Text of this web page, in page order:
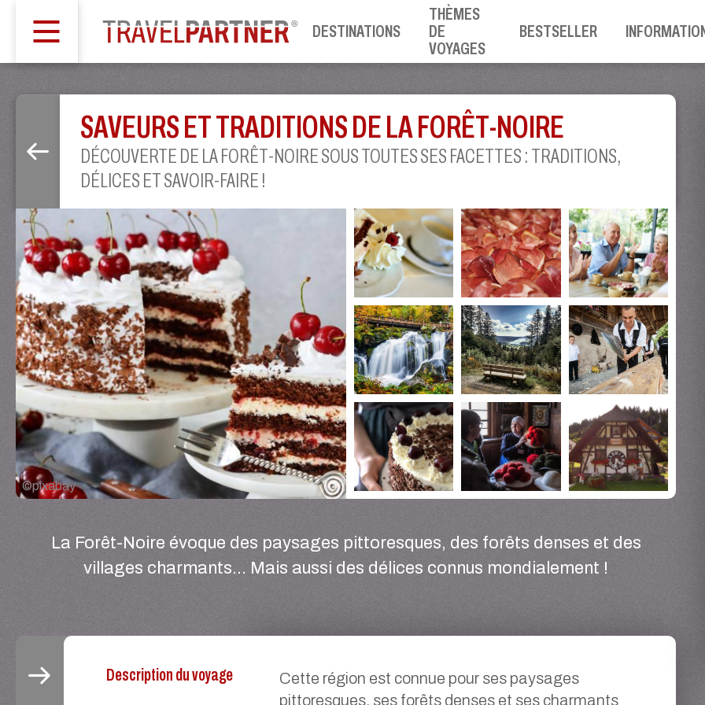
DESTINATIONS
THÈMES
DE
VOYAGES
BESTSELLER
SAVEURS ET TRADITIONS DE LA FORÊT-NOIRE
DÉCOUVERTE DE LA FORÊT-NOIRE SOUS TOUTES SES FACETTES : TRADITIONS,
DÉLICES ET SAVOIR-FAIRE !
©pixabay
La Forêt-Noire évoque des paysages pittoresques, des forêts denses et des
villages charmants… Mais aussi des délices connus mondialement !
Description du voyage
Cette région est connue pour ses paysages
pittoresques, ses forêts denses et ses charmants